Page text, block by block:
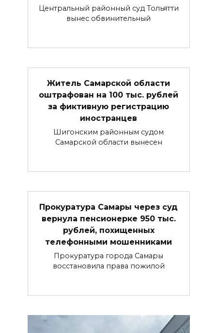
Центральный районный суд Тольятти
вынес обвинительный
Житель Самарской области
оштрафован на 100 тыс. рублей
за фиктивную регистрацию
иностранцев
Шигонским районным судом
Самарской области вынесен
Прокуратура Самары через суд
вернула пенсионерке 950 тыс.
рублей, похищенных
телефонными мошенниками
Прокуратура города Самары
восстановила права пожилой